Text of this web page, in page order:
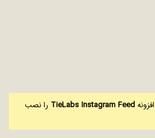
TieLabs Instagram Feed را نصب